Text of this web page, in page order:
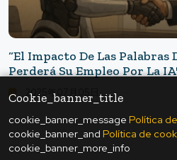
Cookie_banner_title
cookie_banner_message Política
cookie_banner_and Política de
cookie_banner_more_info
“El Impacto De Las Palabras
Perderá Su Empleo Por La
2025年07月05日